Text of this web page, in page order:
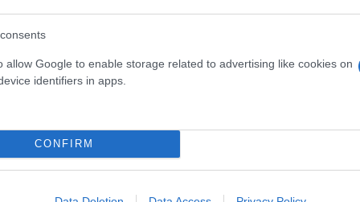
allow Google to enable storage related to advertising like cookies on
identifiers in apps.
CONFIRM
το χαμένο βάρος;